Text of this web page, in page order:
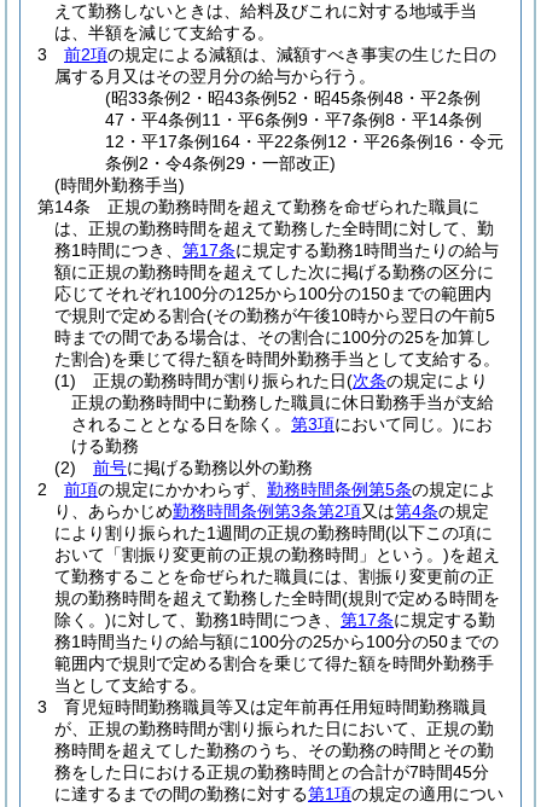
えて勤務しないときは、給料及びこれに対する地域手当
は、半額を減じて支給する。
3
前2項の規定による減額は、減額すべき事実の生じた日の
属する月又はその翌月分の給与から行う。
(昭33条例2・昭43条例52・昭45条例48・平2条例
47・平4条例11・平6条例9・平7条例8・平14条例
12・平17条例164・平22条例12・平26条例16・令元
条例2・令4条例29・一部改正)
(時間外勤務手当)
第14条
正規の勤務時間を超えて勤務を命ぜられた職員に
は、正規の勤務時間を超えて勤務した全時間に対して、勤
務1時間につき、 第17条に規定する勤務1時間当たりの給与
額に正規の勤務時間を超えてした次に掲げる勤務の区分に
応じてそれぞれ100分の125から100分の150までの範囲内
で規則で定める割合(その勤務が午後10時から翌日の午前5
時までの間である場合は、その割合に100分の25を加算し
た割合)を乗じて得た額を時間外勤務手当として支給する。
(1)
正規の勤務時間が割り振られた日(次条の規定により
正規の勤務時間中に勤務した職員に休日勤務手当が支給
されることとなる日を除く。 第3項において同じ。)にお
ける勤務
(2)
前号に掲げる勤務以外の勤務
2
前項の規定にかかわらず、 勤務時間条例第5条の規定によ
り、あらかじめ勤務時間条例第3条第2項又は第4条の規定
により割り振られた1週間の正規の勤務時間(以下この項に
おいて「割振り変更前の正規の勤務時間」という。)を超え
て勤務することを命ぜられた職員には、割振り変更前の正
規の勤務時間を超えて勤務した全時間(規則で定める時間を
除く。)に対して、勤務1時間につき、 第17条に規定する勤
務1時間当たりの給与額に100分の25から100分の50までの
範囲内で規則で定める割合を乗じて得た額を時間外勤務手
当として支給する。
3
育児短時間勤務職員等又は定年前再任用短時間勤務職員
が、正規の勤務時間が割り振られた日において、正規の勤
務時間を超えてした勤務のうち、その勤務の時間とその勤
務をした日における正規の勤務時間との合計が7時間45分
に達するまでの間の勤務に対する第1項の規定の適用につい